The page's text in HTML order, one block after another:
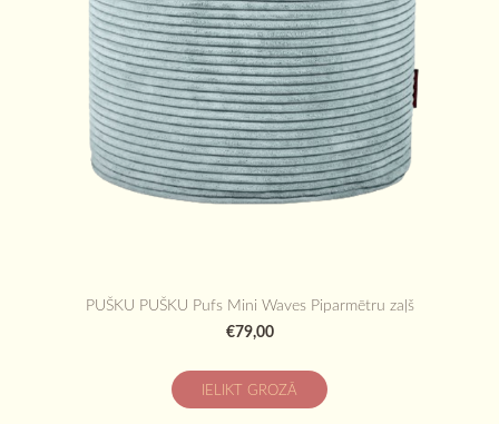
PUŠKU PUŠKU Pufs Mini Waves Piparmētru zaļš
€79,00
IELIKT GROZĀ